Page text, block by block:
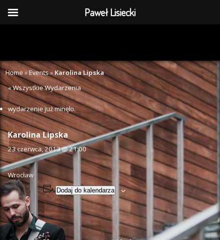
Home»Events» Karolina Lipska
« Wszystkie Wydarzenia
wydarzenie już minęło.
Karolina Lipska
23 czerwca, 2013 @ 21:00
Wrocław
Dodaj do kalendarza
Paweł Lisiecki